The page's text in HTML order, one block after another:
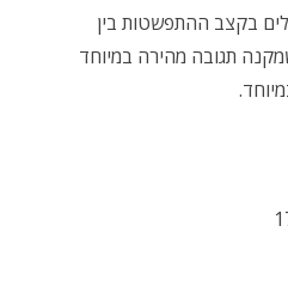
בקצב ההתפשטות בין
תגובה מהירה במיוחד